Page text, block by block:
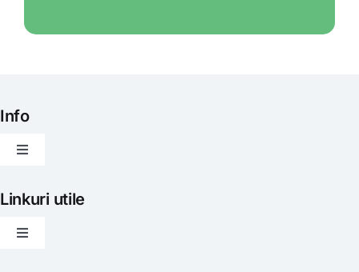
Info
Toggle
Articole
Linkuri utile
Toggle